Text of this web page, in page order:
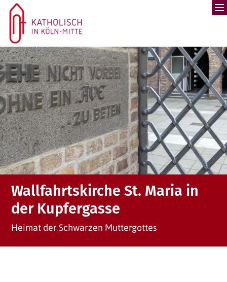
Zum Inhalt springen
Wallfahrtskirche St. Maria in
der Kupfergasse
Heimat der Schwarzen Muttergottes